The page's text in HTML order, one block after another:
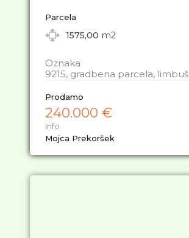
Parcela
1575,00 m2
Oznaka
9215, gradbena parcela, limbuš
Prodamo
240.000 €
Info
Mojca Prekoršek